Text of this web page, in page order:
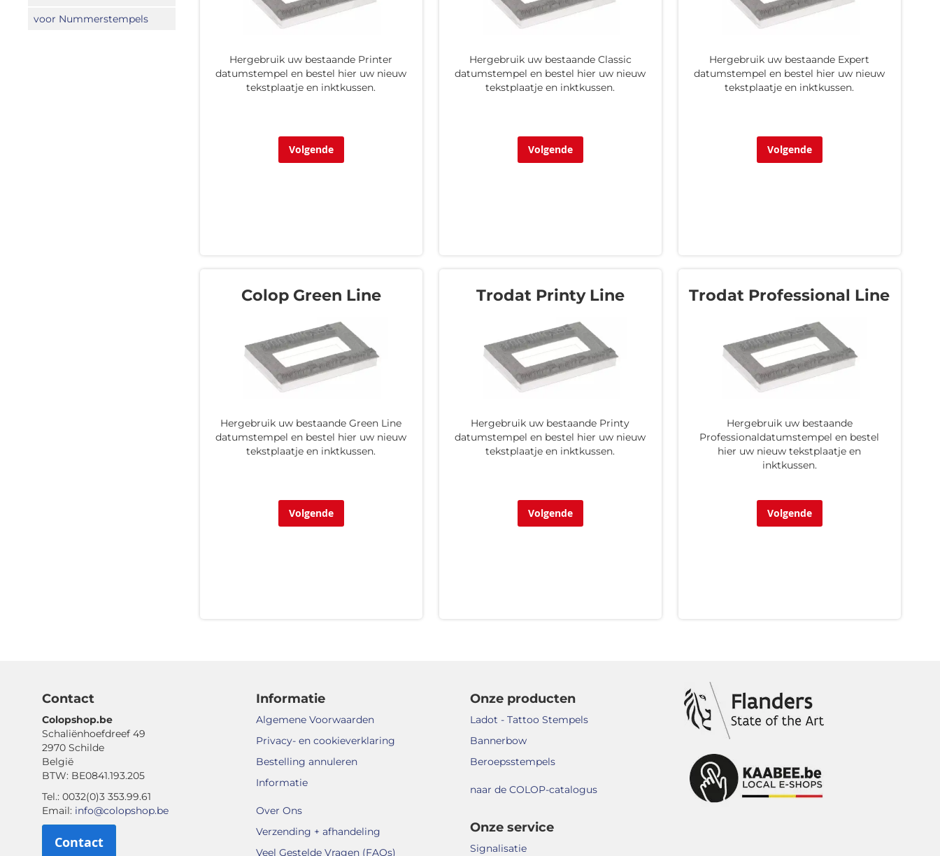
Hergebruik uw bestaande Printer
datumstempel en bestel hier uw nieuw
tekstplaatje en inktkussen.
Volgende
Hergebruik uw bestaande Classic
datumstempel en bestel hier uw nieuw
tekstplaatje en inktkussen.
Volgende
Hergebruik uw bestaande Expert
datumstempel en bestel hier uw nieuw
tekstplaatje en inktkussen.
Volgende
Colop Green Line
Hergebruik uw bestaande Green Line
datumstempel en bestel hier uw nieuw
tekstplaatje en inktkussen.
Volgende
Trodat Printy Line
Hergebruik uw bestaande Printy
datumstempel en bestel hier uw nieuw
tekstplaatje en inktkussen.
Volgende
Trodat Professional Line
Hergebruik uw bestaande
Professionaldatumstempel en bestel
hier uw nieuw tekstplaatje en
inktkussen.
Volgende
voor Nummerstempels
Contact
Colopshop.be
Schaliënhoefdreef 49
2970 Schilde
België
BTW: BE0841.193.205
Tel.: 0032(0)3 353.99.61
Email: info@colopshop.be
Contact
Informatie
Algemene Voorwaarden
Privacy- en cookieverklaring
Bestelling annuleren
Informatie
Over Ons
Verzending + afhandeling
Veel Gestelde Vragen (FAQs)
Onze producten
Ladot - Tattoo Stempels
Bannerbow
Beroepsstempels
naar de COLOP-catalogus
Onze service
Signalisatie